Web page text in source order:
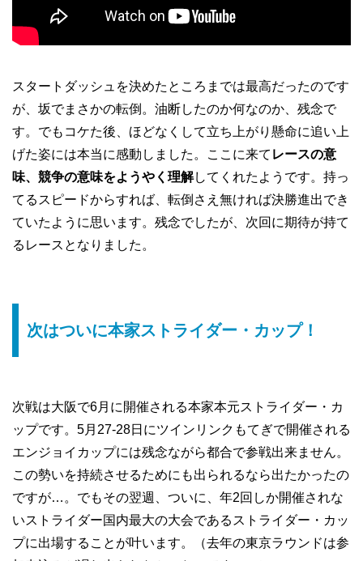
スタートダッシュを決めたところまでは最高だったのです
が、坂でまさかの転倒。油断したのか何なのか、残念で
す。でもコケた後、ほどなくして立ち上がり懸命に追い上
げた姿には本当に感動しました。ここに来て レースの意
味、競争の意味をようやく理解してくれたようです。持っ
てるスピードからすれば、転倒さえ無ければ決勝進出でき
ていたように思います。残念でしたが、次回に期待が持て
るレースとなりました。
次はついに本家ストライダー・カップ！
次戦は大阪で6月に開催される本家本元ストライダー・カ
ップです。5月27-28日にツインリンクもてぎで開催される
エンジョイカップには残念ながら都合で参戦出来ません。
この勢いを持続させるためにも出られるなら出たかったの
ですが…。でもその翌週、ついに、年2回しか開催されな
いストライダー国内最大の大会であるストライダー・カッ
プに出場することが叶います。（去年の東京ラウンドは参